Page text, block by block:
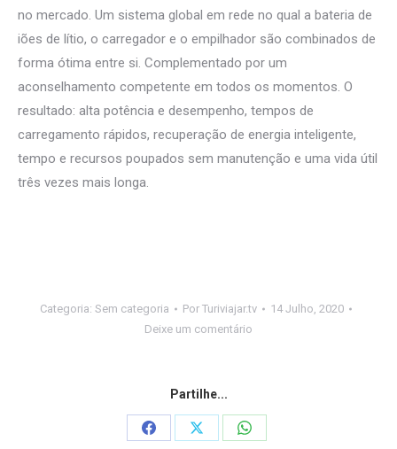
no mercado. Um sistema global em rede no qual a bateria de
iões de lítio, o carregador e o empilhador são combinados de
forma ótima entre si. Complementado por um
aconselhamento competente em todos os momentos. O
resultado: alta potência e desempenho, tempos de
carregamento rápidos, recuperação de energia inteligente,
tempo e recursos poupados sem manutenção e uma vida útil
três vezes mais longa.
Categoria: Sem categoria Por Turiviajar.tv
14 Julho, 2020
Deixe um comentário
Partilhe...
Share
Share
Share